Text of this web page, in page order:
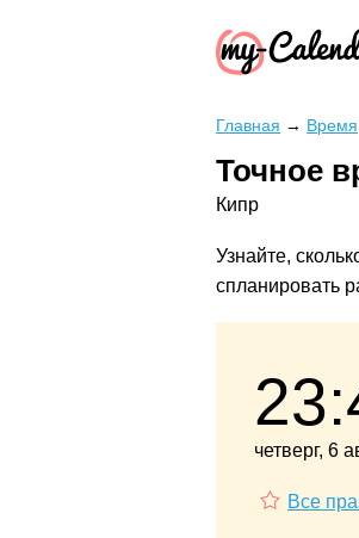
Главная → Время
Точное
Кипр
Узнайте,
спланировать
четверг, 6
Все